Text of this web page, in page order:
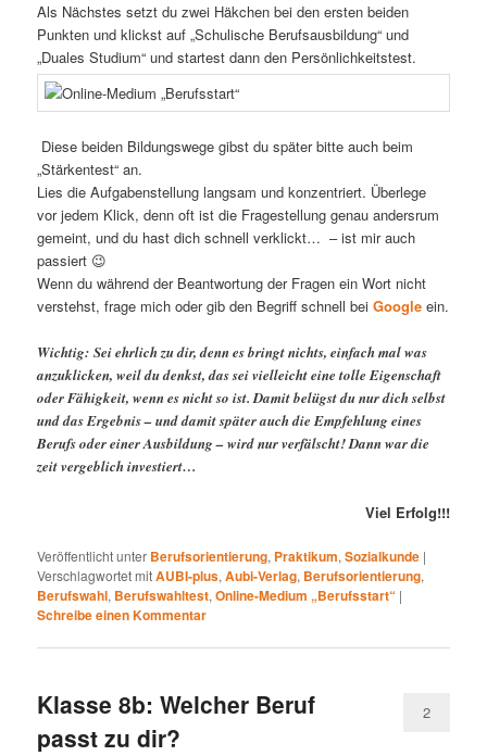
Als Nächstes setzt du zwei Häkchen bei den ersten beiden
Punkten und klickst auf „Schulische Berufsausbildung“ und
„Duales Studium“ und startest dann den Persönlichkeitstest.
Diese beiden Bildungswege gibst du später bitte auch beim
„Stärkentest“ an.
Lies die Aufgabenstellung langsam und konzentriert. Überlege
vor jedem Klick, denn oft ist die Fragestellung genau andersrum
gemeint, und du hast dich schnell verklickt… – ist mir auch
passiert 😉
Wenn du während der Beantwortung der Fragen ein Wort nicht
verstehst, frage mich oder gib den Begriff schnell beiGoogleein.
Wichtig: Sei ehrlich zu dir, denn es bringt nichts, einfach mal was
anzuklicken, weil du denkst, das sei vielleicht eine tolle Eigenschaft
oder Fähigkeit, wenn es nicht so ist. Damit belügst du nur dich selbst
und das Ergebnis – und damit später auch die Empfehlung eines
Berufs oder einer Ausbildung – wird nur verfälscht! Dann war die
zeit vergeblich investiert…
Viel Erfolg!!!
Veröffentlicht unter Berufsorientierung, Praktikum,Sozialkunde |
Verschlagwortet mitAUBI-plus,Aubi-Verlag, Berufsorientierung,
Berufswahl, Berufswahltest,Online-Medium „Berufsstart“ |
Schreibe einen Kommentar
Klasse 8b: Welcher Beruf
passt zu dir?
2